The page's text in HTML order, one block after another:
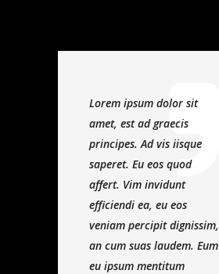
Lorem ipsum dolor sit
amet, est ad graecis
principes. Ad vis iisque
saperet. Eu eos quod
affert. Vim invidunt
efficiendi ea, eu eos
veniam percipit dignissim,
an cum suas laudem. Eum
eu ipsum mentitum